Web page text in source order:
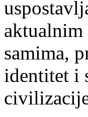
aktualnim
samima,
identitet i